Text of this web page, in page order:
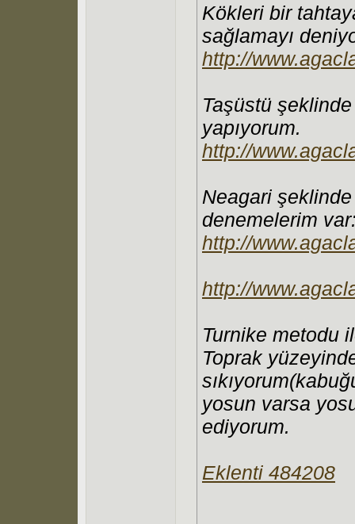
Kökleri bir
sağlamayı
http://
Taşüstü
yapıyorum.
http://
Neagari
denemelerim
http://
http://
Turnike metodu
Toprak
yosun varsa
ediyorum.
Eklenti 484208